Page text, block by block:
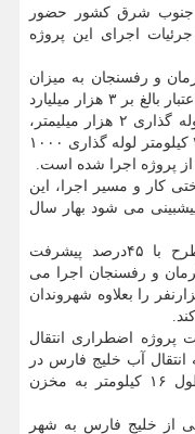
جنوب شرق کشور حضور
اجرای این پروژه
و رفسنجان به میزان
۳۰ میلیون مترمکعب در سال، با پیشبینی اعتبار بالغ بر ۳ هزار میلیارد
تومان شروع شده و تابحال ۱۶ کیلومتر لوله گذاری ۲ هزار میلیمتر،
۲۱ کیلومتر لوله گذاری ۱۸۰۰ میلیمتر و ۲۷ کیلومتر لوله گذاری ۱۰۰۰
کار و مسیر اجرا، این
می شود بهار سال
مجری طرح در این بازدید گفت این طرح با ۴۵درصد پیشرفت
رفع تنش آبی ۲ شهر کرمان و رفسنجان اجرا می
را بعلاوه شهروندان
اضطراری انتقال
آب خلیج فارس در
کمربندی جاده رفسنجان به کرمان به طول ۱۶ کیلومتر به مخزن
از خلیج فارس به شهر